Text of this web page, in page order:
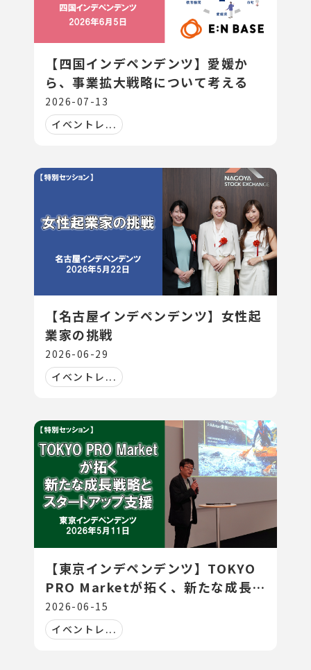
【四国インデペンデンツ】愛媛か
ら、事業拡大戦略について考える
2026-07-13
イベントレ...
【名古屋インデペンデンツ】女性起
業家の挑戦
2026-06-29
イベントレ...
【東京インデペンデンツ】TOKYO
PRO Marketが拓く、新たな成長戦
略とスタートアップ支援
2026-06-15
イベントレ...